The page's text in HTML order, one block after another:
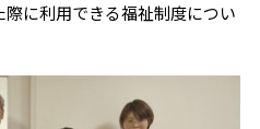
に利用できる福祉制度につい